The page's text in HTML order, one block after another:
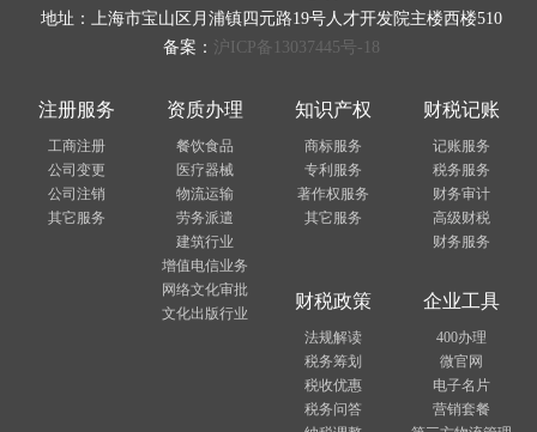
地址：上海市宝山区月浦镇四元路19号人才开发院主楼西楼510
备案： 沪ICP备13037445号-18
注册服务
工商注册
公司变更
公司注销
其它服务
资质办理
餐饮食品
医疗器械
物流运输
劳务派遣
建筑行业
增值电信业务
网络文化审批
文化出版行业
知识产权
商标服务
专利服务
著作权服务
其它服务
财税记账
记账服务
税务服务
财务审计
高级财税
财务服务
财税政策
法规解读
税务筹划
税收优惠
税务问答
企业工具
400办理
微官网
电子名片
营销套餐